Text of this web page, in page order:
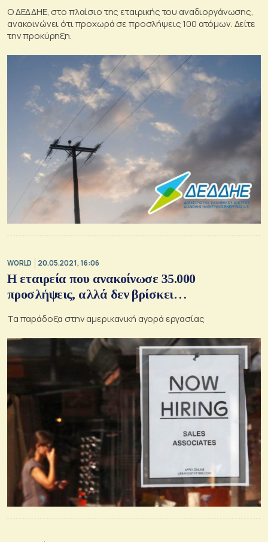
O ΔΕΔΔΗΕ, στο πλαίσιο της εταιρικής του αναδιοργάνωσης,
ανακοινώνει ότι προχωρά σε προσλήψεις 100 ατόμων. Δείτε
την προκύρηξη.
WORLD 20.05.2021, 16:06
Η εταιρεία που ανακοίνωσε 35.000
προσλήψεις, αλλά δεν βρίσκει…
Τα παράδοξα στην αμερικανική αγορά εργασίας